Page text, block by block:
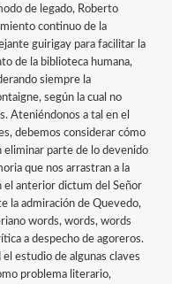
de legado, Roberto
continuo de la
guirigay para facilitar la
de la biblioteca humana,
siempre la
según la cual no
Ateniéndonos a tal en el
debemos considerar cómo
eliminar parte de lo devenido
que nos arrastran a la
el anterior dictum del Señor
la admiración de Quevedo,
words, words, words
a despecho de agoreros.
estudio de algunas claves
problema literario,